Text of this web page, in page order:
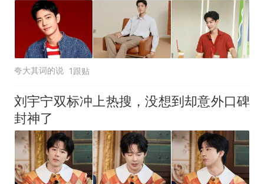
夸大其词的说 1跟贴
刘宇宁双标冲上热搜，没想到却意外口碑
封神了